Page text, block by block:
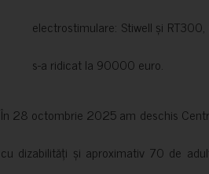
electrostimulare: Stiwell și
s-a ridicat la 90000 euro.
În 28 octombrie 2025 am deschis
cu dizabilități și aproximativ 70 de